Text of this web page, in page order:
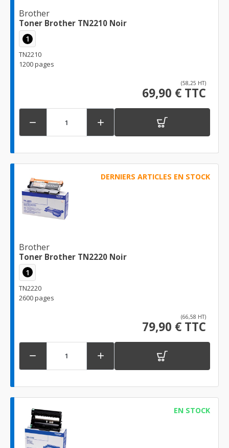
Brother
Toner Brother TN2210 Noir
1
TN2210
1200 pages
(58,25 HT)
69,90 € TTC
 
DERNIERS ARTICLES EN STOCK
Brother
Toner Brother TN2220 Noir
1
TN2220
2600 pages
(66,58 HT)
79,90 € TTC
 
EN STOCK